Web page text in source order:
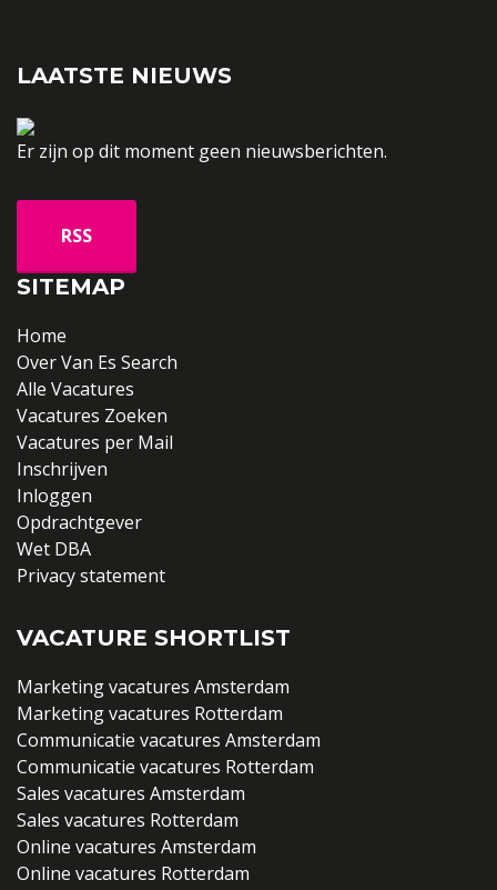
LAATSTE NIEUWS
Er zijn op dit moment geen nieuwsberichten.
SITEMAP
Home
Over Van Es Search
Alle Vacatures
Vacatures Zoeken
Vacatures per Mail
Inschrijven
Inloggen
Opdrachtgever
Wet DBA
Privacy statement
VACATURE SHORTLIST
Marketing vacatures Amsterdam
Marketing vacatures Rotterdam
Communicatie vacatures Amsterdam
Communicatie vacatures Rotterdam
Sales vacatures Amsterdam
Sales vacatures Rotterdam
Online vacatures Amsterdam
Online vacatures Rotterdam